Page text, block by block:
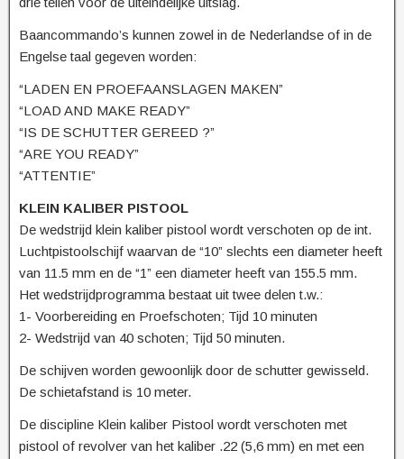
Baancommando’s kunnen zowel in de Nederlandse of in de
Engelse taal gegeven worden:
“LADEN EN PROEFAANSLAGEN MAKEN”
“LOAD AND MAKE READY”
“IS DE SCHUTTER GEREED ?”
“ARE YOU READY”
“ATTENTIE”
KLEIN KALIBER PISTOOL
De wedstrijd klein kaliber pistool wordt verschoten op de int.
Luchtpistoolschijf waarvan de “10” slechts een diameter heeft
van 11.5 mm en de “1” een diameter heeft van 155.5 mm.
Het wedstrijdprogramma bestaat uit twee delen t.w.:
1- Voorbereiding en Proefschoten; Tijd 10 minuten
2- Wedstrijd van 40 schoten; Tijd 50 minuten.
De schijven worden gewoonlijk door de schutter gewisseld.
De schietafstand is 10 meter.
De discipline Klein kaliber Pistool wordt verschoten met
pistool of revolver van het kaliber .22 (5,6 mm) en met een